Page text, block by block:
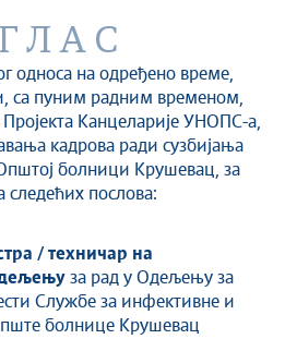
Л А С
односа на одређено време,
са пуним радним временом,
Канцеларије УНОПС-а,
кадрова ради сузбијања
болници Крушевац, за
следећих послова:
/ техничар на
за рад у Одељењу за
Службе за инфективне и
болнице Крушевац